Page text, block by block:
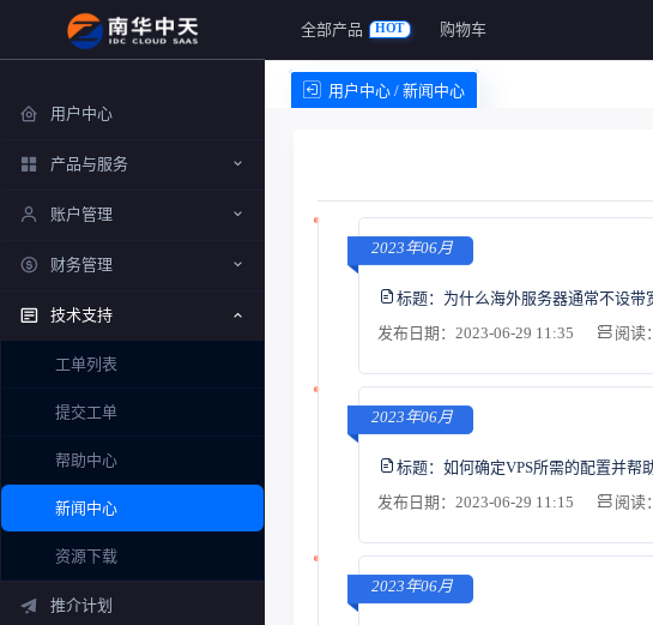
全部产品 HOT 购物车
用户中心 / 新闻中心
用户中心
产品与服务
账户管理
财务管理
技术支持
工单列表
提交工单
帮助中心
新闻中心
资源下载
推介计划
2023年06月
标题： 为什么海外服务器通常不设带
发布日期：2023-06-29 11:35
阅读
2023年06月
标题： 如何确定VPS所需的配置并帮
发布日期：2023-06-29 11:15
阅读
2023年06月